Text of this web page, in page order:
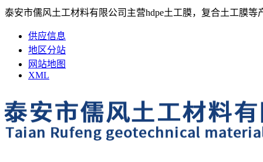
泰安市儒风土工材料有限公司主营hdpe土工膜，复合土工膜等
供应信息
地区分站
网站地图
XML